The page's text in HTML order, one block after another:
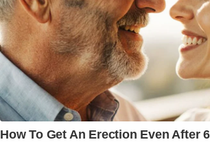
How To Get An Erection Even After